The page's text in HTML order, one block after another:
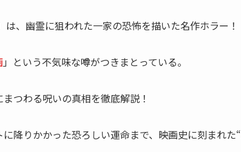
、幽霊に狙われた一家の恐怖を描いた名作ホラー！
」という不気味な噂がつきまとっている。
つわる呪いの真相を徹底解説！
降りかかった恐ろしい運命まで、映画史に刻まれた“